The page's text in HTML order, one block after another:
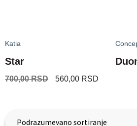
Katia
Star
700,00RSD 560,00 RSD